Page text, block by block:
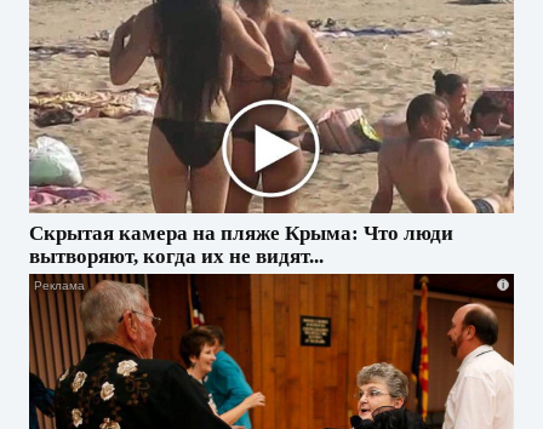
Скрытая камера на пляже Крыма: Что люди
вытворяют, когда их не видят...
i